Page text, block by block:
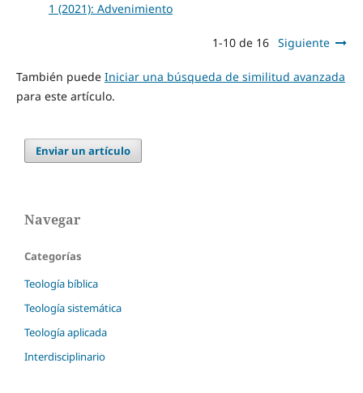
1 (2021): Advenimiento
1-10 de 16 Siguiente
También puede Iniciar una búsqueda de similitud avanzada
para este artículo.
Enviar un artículo
Navegar
Categorías
Teología bíblica
Teología sistemática
Teología aplicada
Interdisciplinario